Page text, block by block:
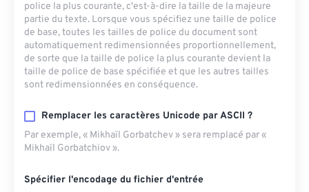
police la plus courante, c'est-à-dire la taille de la majeure
partie du texte. Lorsque vous spécifiez une taille de police
de base, toutes les tailles de police du document sont
automatiquement redimensionnées proportionnellement,
de sorte que la taille de police la plus courante devient la
taille de police de base spécifiée et que les autres tailles
sont redimensionnées en conséquence.
Remplacer les caractères Unicode par ASCII ?
Par exemple, « Mikhaïl Gorbatchev » sera remplacé par «
Mikhaïl Gorbatchiov ».
Spécifier l'encodage du fichier d'entrée